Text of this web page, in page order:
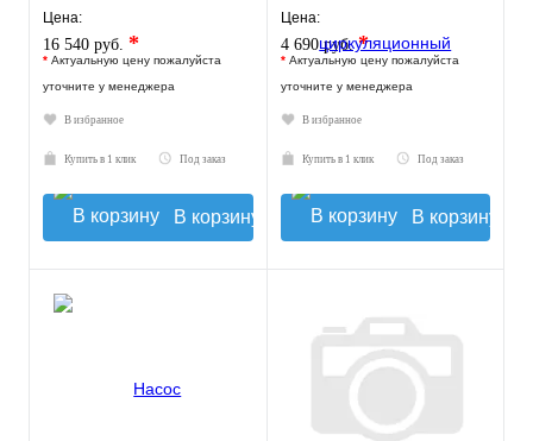
Цена:
16 540 руб. *
* Актуальную цену пожалуйста
уточните у менеджера
В избранное
Купить в 1 клик Под заказ
В корзину
Цена:
4 690 руб.*
* Актуальную цену пожалуйста
уточните у менеджера
В избранное
Купить в 1 клик Под заказ
В корзину